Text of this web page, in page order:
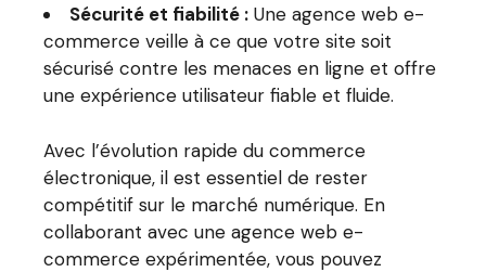
Sécurité et fiabilité : Une agence web e-
commerce veille à ce que votre site soit
sécurisé contre les menaces en ligne et offre
une expérience utilisateur fiable et fluide.
Avec l’évolution rapide du commerce
électronique, il est essentiel de rester
compétitif sur le marché numérique. En
collaborant avec une agence web e-
commerce expérimentée, vous pouvez